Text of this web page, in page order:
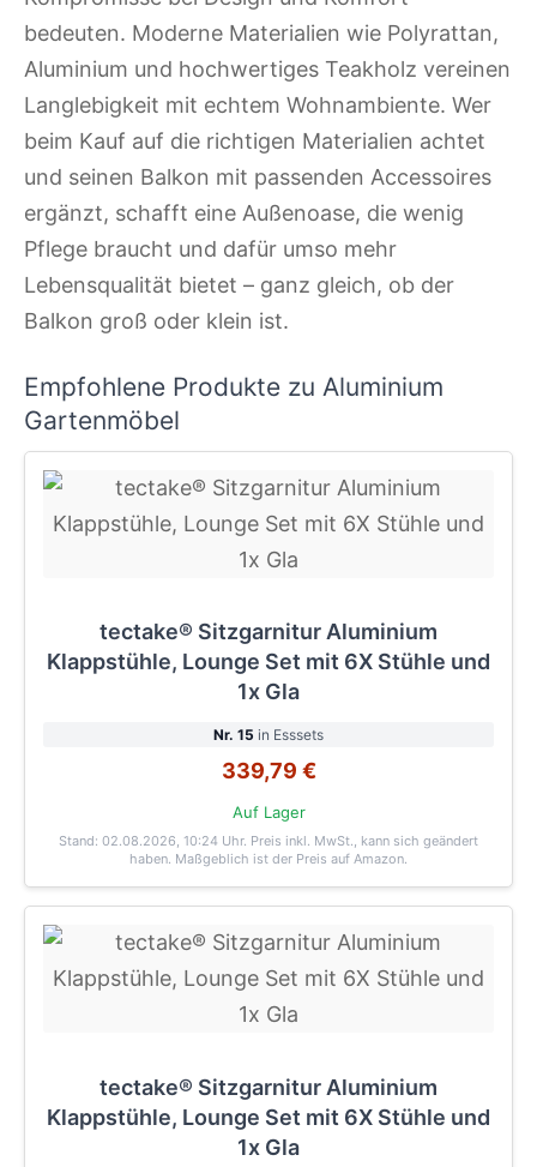
bedeuten. Moderne Materialien wie Polyrattan,
Aluminium und hochwertiges Teakholz vereinen
Langlebigkeit mit echtem Wohnambiente. Wer
beim Kauf auf die richtigen Materialien achtet
und seinen Balkon mit passenden Accessoires
ergänzt, schafft eine Außenoase, die wenig
Pflege braucht und dafür umso mehr
Lebensqualität bietet – ganz gleich, ob der
Balkon groß oder klein ist.
Empfohlene Produkte zu Aluminium
Gartenmöbel
tectake® Sitzgarnitur Aluminium
Klappstühle, Lounge Set mit 6X Stühle und
1x Gla
Nr. 15 in Esssets
339,79 €
Auf Lager
Stand: 02.08.2026, 10:24 Uhr. Preis inkl. MwSt., kann sich geändert
haben. Maßgeblich ist der Preis auf Amazon.
tectake® Sitzgarnitur Aluminium
Klappstühle, Lounge Set mit 6X Stühle und
1x Gla